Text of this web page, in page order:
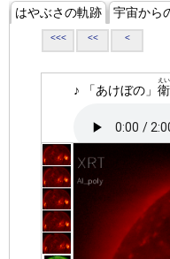
はやぶさの軌跡 宇宙から
<<< << <
♪ 「あけぼの」
え